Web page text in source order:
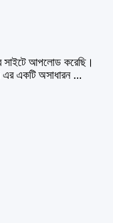
আপলোড করেছি।
একটি অসাধারন ...